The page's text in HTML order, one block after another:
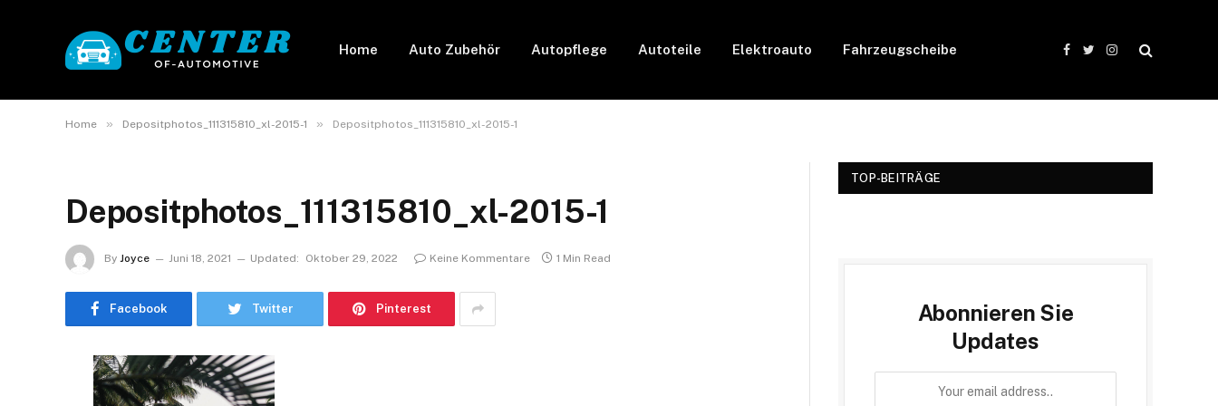
Home Auto Zubehör Autopflege Autoteile Elektroauto Fahrzeugscheibe
Facebook
TwitterInstagram
Home » Depositphotos_111315810_xl-2015-1 » Depositphotos_111315810_xl-2015-1
Depositphotos_111315810_xl-2015-1
By Joyce Juni 18, 2021 Updated: Oktober 29, 2022 Keine Kommentare 1 Min Read
Facebook Twitter Pinterest
TOP-BEITRÄGE
Abonnieren Sie
Updates